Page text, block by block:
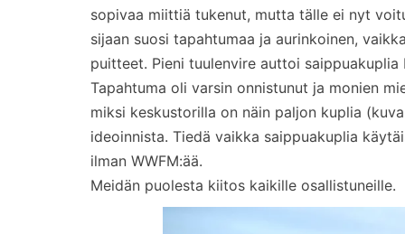
sopivaa miittiä tukenut, mutta tälle ei nyt
sijaan suosi tapahtumaa ja aurinkoinen,
puitteet. Pieni tuulenvire auttoi
Tapahtuma oli varsin onnistunut ja monien
miksi keskustorilla on näin paljon kuplia
ideoinnista. Tiedä vaikka saippuakuplia
ilman WWFM:ää.
Meidän puolesta kiitos kaikille osallistuneille.